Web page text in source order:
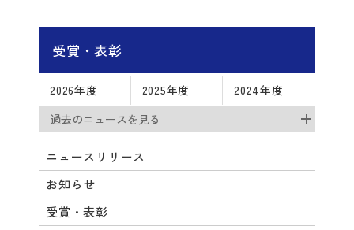
受賞・表彰
2026年度 2025年度
2024年度
過去のニュースを見る
ニュースリリース
お知らせ
受賞・表彰